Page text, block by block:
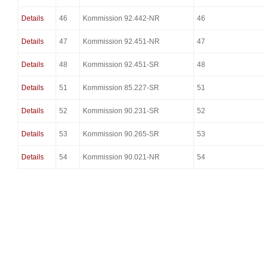
Details 46 Kommission 92.442-NR 46
Details 47 Kommission 92.451-NR 47
Details 48 Kommission 92.451-SR 48
Details 51 Kommission 85.227-SR 51
Details 52 Kommission 90.231-SR 52
Details 53 Kommission 90.265-SR 53
Details 54 Kommission 90.021-NR 54